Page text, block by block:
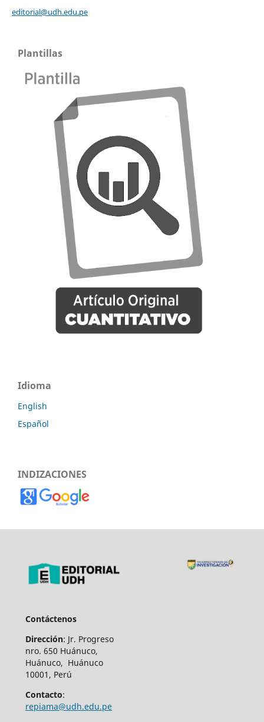
editorial@udh.edu.pe
Plantillas
Idioma
English
Español
INDIZACIONES
Contáctenos
Dirección: Jr. Progreso
nro. 650 Huánuco,
Huánuco, Huánuco
10001, Perú
Contacto:
repiama@udh.edu.pe